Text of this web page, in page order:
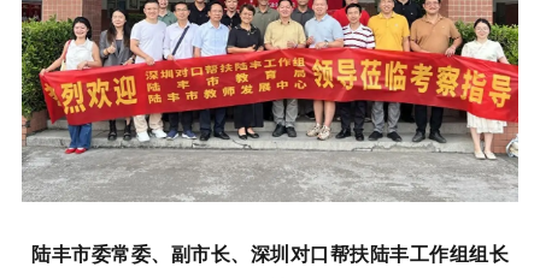
陆丰市委常委、副市⻓、深圳对口帮扶陆丰工作组组⻓